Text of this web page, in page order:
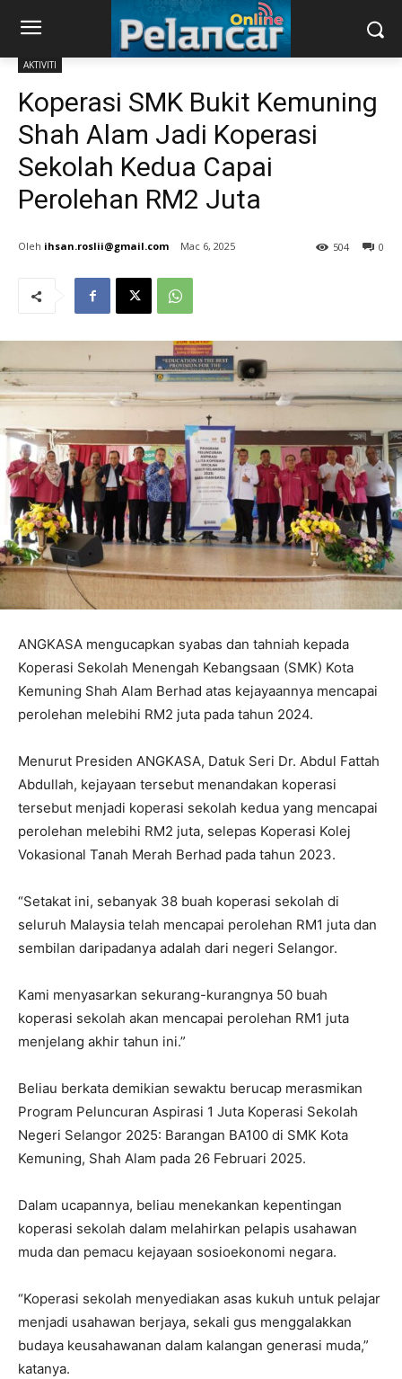
AKTIVITI
Koperasi SMK Bukit Kemuning
Shah Alam Jadi Koperasi
Sekolah Kedua Capai
Perolehan RM2 Juta
ihsan.roslii@gmail.com Mac 6, 2025 0
504
ANGKASA mengucapkan syabas dan tahniah kepada
Koperasi Sekolah Menengah Kebangsaan (SMK) Kota
Kemuning Shah Alam Berhad atas kejayaannya mencapai
perolehan melebihi RM2 juta pada tahun 2024.
Menurut Presiden ANGKASA, Datuk Seri Dr. Abdul Fattah
Abdullah, kejayaan tersebut menandakan koperasi
tersebut menjadi koperasi sekolah kedua yang mencapai
perolehan melebihi RM2 juta, selepas Koperasi Kolej
Vokasional Tanah Merah Berhad pada tahun 2023.
“Setakat ini, sebanyak 38 buah koperasi sekolah di
seluruh Malaysia telah mencapai perolehan RM1 juta dan
sembilan daripadanya adalah dari negeri Selangor.
Kami menyasarkan sekurang-kurangnya 50 buah
koperasi sekolah akan mencapai perolehan RM1 juta
menjelang akhir tahun ini.”
Beliau berkata demikian sewaktu berucap merasmikan
Program Peluncuran Aspirasi 1 Juta Koperasi Sekolah
Negeri Selangor 2025: Barangan BA100 di SMK Kota
Kemuning, Shah Alam pada 26 Februari 2025.
Dalam ucapannya, beliau menekankan kepentingan
koperasi sekolah dalam melahirkan pelapis usahawan
muda dan pemacu kejayaan sosioekonomi negara.
“Koperasi sekolah menyediakan asas kukuh untuk pelajar
menjadi usahawan berjaya, sekali gus menggalakkan
budaya keusahawanan dalam kalangan generasi muda,”
katanya.